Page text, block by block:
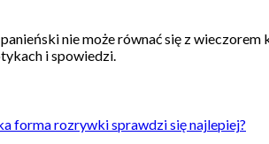
nie może równać się z
i spowiedzi.